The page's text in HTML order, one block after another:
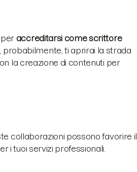
per accreditarsi comescrittore
ti aprirai la strada
la creazione di contenuti per
collaborazioni possono favorire il
i tuoi servizi professionali.